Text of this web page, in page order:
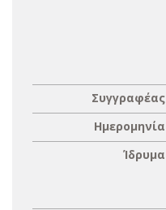
Συγγραφέας
Ημερομηνία
Ίδρυμα